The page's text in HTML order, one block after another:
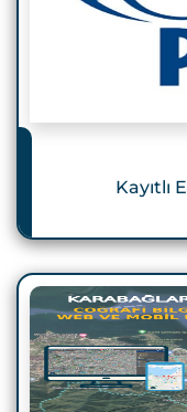
Kayıtlı